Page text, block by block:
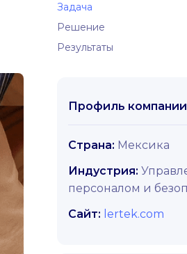
Задача
Решение
Результаты
Профиль компании
Страна: Мексика
Индустрия:
персоналом и
Сайт: lertek.com